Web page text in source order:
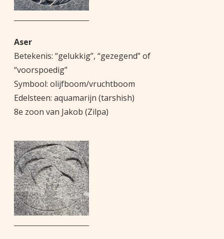
Aser
Betekenis: “gelukkig”, “gezegend” of
“voorspoedig”
Symbool: olijfboom/vruchtboom
Edelsteen: aquamarijn (tarshish)
8e zoon van Jakob (Zilpa)